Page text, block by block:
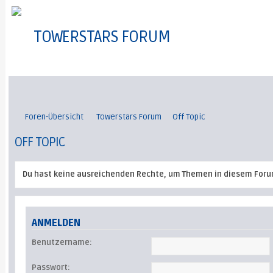
TOWERSTARS FORUM
Foren-Übersicht Towerstars Forum Off Topic
OFF TOPIC
Du hast keine ausreichenden Rechte, um Themen in diesem
ANMELDEN
Benutzername:
Passwort: